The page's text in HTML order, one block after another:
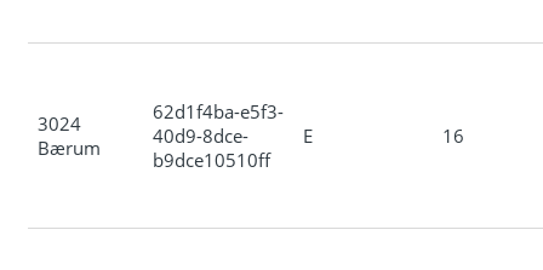
3024
Bærum
62d1f4ba-e5f3-
40d9-8dce-
b9dce10510ff
E 16